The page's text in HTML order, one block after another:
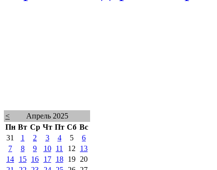
<
Апрель 2025
Пн Вт Ср Чт Пт Сб Вс
31
1 2 3 4 5
6
7
8 9 10 11 12
13
14
15 16 17 18 19
20